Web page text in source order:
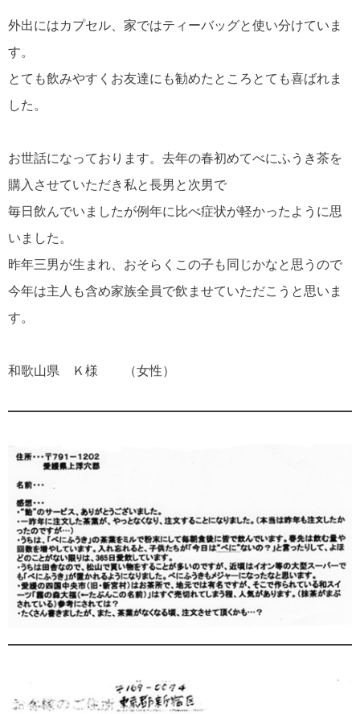
外出にはカプセル、家ではティーバッグと使い分けていま
す。
とても飲みやすくお友達にも勧めたところとても喜ばれま
した。
お世話になっております。去年の春初めてべにふうき茶を
購入させていただき私と長男と次男で
毎日飲んでいましたが例年に比べ症状が軽かったように思
いました。
昨年三男が生まれ、おそらくこの子も同じかなと思うので
今年は主人も含め家族全員で飲ませていただこうと思いま
す。
和歌山県 Ｋ様 （女性）